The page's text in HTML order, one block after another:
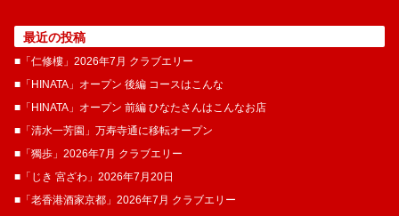
最近の投稿
■「仁修樓」2026年7月 クラブエリー
■「HINATA」オープン 後編 コースはこんな
■「HINATA」オープン 前編 ひなたさんはこんなお店
■「清水一芳園」万寿寺通に移転オープン
■「獨歩」2026年7月 クラブエリー
■「じき 宮ざわ」2026年7月20日
■「老香港酒家京都」2026年7月 クラブエリー